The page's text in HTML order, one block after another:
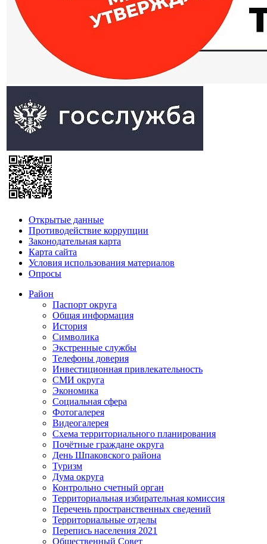
Открытые данные
Противодействие коррупции
Законодательная карта
Карта сайта
Условия использования материалов
Опросы
Район
Паспорт округа
Общая информация
История
Символика
Экстренные службы
Телефоны доверия
Инвестиционная привлекательность
СМИ округа
Экономика
Социальная сфера
Фотогалерея
Видеогалерея
Схема территориального планирования
Почётные граждане округа
День Шпаковского района
Туризм
Дума округа
Контрольно счетный орган
Территориальная избирательная комиссия
Перечень пространственных сведений
Территориальные отделы
Перепись населения 2021
Общественный Совет